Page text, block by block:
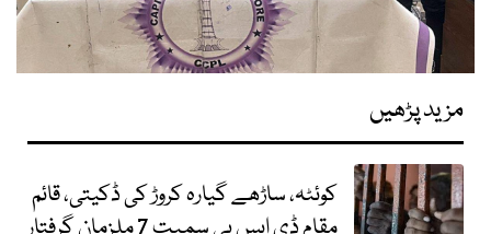
مزید پڑھیں
کوئٹہ، ساڑھے گیارہ کروڑ کی ڈکیتی، قائم